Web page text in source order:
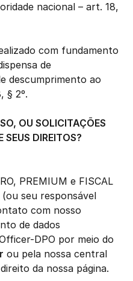
nacional – art. 18,
com fundamento
de
descumprimento ao
§ 2º.
OU SOLICITAÇÕES
SEUS DIREITOS?
PREMIUM e FISCAL
seu responsável
com nosso
de dados
DPO por meio do
ou pela nossa central
da nossa página.